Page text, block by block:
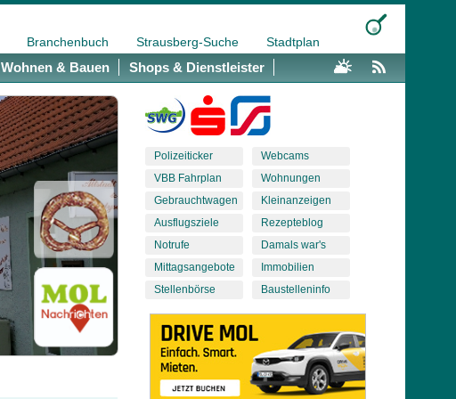
Branchenbuch Strausberg-Suche Stadtplan
Wohnen & Bauen Shops & Dienstleister
Polizeiticker
VBB Fahrplan
Gebrauchtwagen
Ausflugsziele
Notrufe
Mittagsangebote
Stellenbörse
Webcams
Wohnungen
Kleinanzeigen
Rezepteblog
Damals war's
Immobilien
Baustelleninfo